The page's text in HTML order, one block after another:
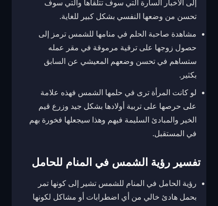
إلى الأخبار السارة التي سوف تتلقاها والتي سوف
تحسن من وضعها النفسي بشكل كبير للغاية.
مشاهدة صاحبة الحلم في منامها للشمس ترمز إلى
حصول زوجها على ترقية مرموقة في مقر عمله
ستساهم في تحسن وضعهم المعيشي عن السابق
بكثير.
لو كانت المرأة ترى في حلمها الشمس فهذه علامة
على حرصها على تربية أولادها بشكل جيد وزرع قيم
الخير والمبادئ السليمة فيهم وهذا سيجعلها فخورة بهم
في المستقبل.
تفسير رؤية الشمس في المنام للحامل
رؤية الحامل في المنام للشمس تشير إلى كونها تمر
بحمل هادئ خالي من أي اضطرابات أو مشاكل لكونها